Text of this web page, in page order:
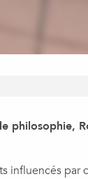
philosophie,
influencés